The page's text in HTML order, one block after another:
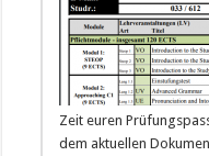
Zeit euren
dem aktuellen